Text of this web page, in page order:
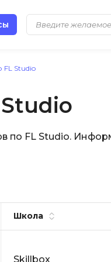
FL Studio
по FL Studio.
Школа
Skillbox
языки